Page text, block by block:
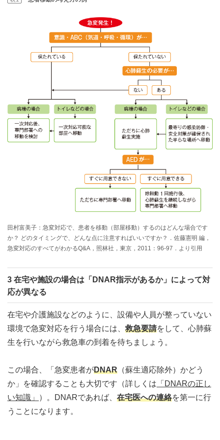
田村富美子：急変対応で、患者を移動（部屋移動）するのはどんな場合です
か？ どのタイミングで、どんな点に注意すればいいですか？．佐藤憲明 編，
急変対応のすべてがわかるQ&A，照林社，東京，2011：96-97．より引用
3 在宅や施設の場合は「DNAR指示があるか」によって対
応が異なる
在宅や介護施設などのように、設備や人員が整っていない
環境で急変対応を行う場合には、救急要請をして、心肺蘇
生を行いながら救急車の到着を待ちましょう。
この場合、「急変患者がDNAR （蘇生適応除外）かどう
か」を確認することも大切です（詳しくは 「DNARの正し
い知識」
）。DNARであれば、 在宅医への連絡を第一に行
うことになります。